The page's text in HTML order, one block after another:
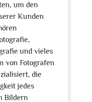
um den
Kunden
und vieles
von Fotografen
die
jedes
Bildern